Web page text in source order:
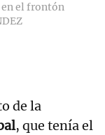
en el frontón
de la
, que tenía el